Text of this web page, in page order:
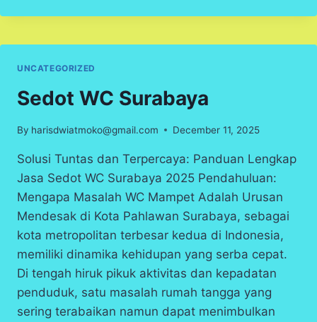
BOJONEGORO
UNCATEGORIZED
Sedot WC Surabaya
By harisdwiatmoko@gmail.com December 11, 2025
Solusi Tuntas dan Terpercaya: Panduan Lengkap
Jasa Sedot WC Surabaya 2025 Pendahuluan:
Mengapa Masalah WC Mampet Adalah Urusan
Mendesak di Kota Pahlawan Surabaya, sebagai
kota metropolitan terbesar kedua di Indonesia,
memiliki dinamika kehidupan yang serba cepat.
Di tengah hiruk pikuk aktivitas dan kepadatan
penduduk, satu masalah rumah tangga yang
sering terabaikan namun dapat menimbulkan